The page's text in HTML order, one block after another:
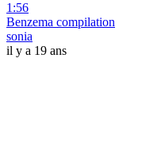
1:56
Benzema compilation
sonia
il y a 19 ans